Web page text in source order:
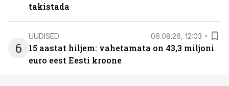
takistada
6
UUDISED 06.08.26, 12:03
15 aastat hiljem: vahetamata on 43,3 miljoni
euro eest Eesti kroone